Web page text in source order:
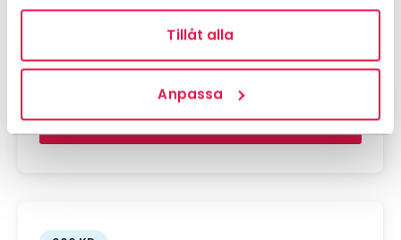
Tillåt alla
Anpassa
Du får samma medlemsförmåner, rabatter
och erbjudanden som övriga medlemmar –
till ett lägre medlemspris.
Bli medlem här